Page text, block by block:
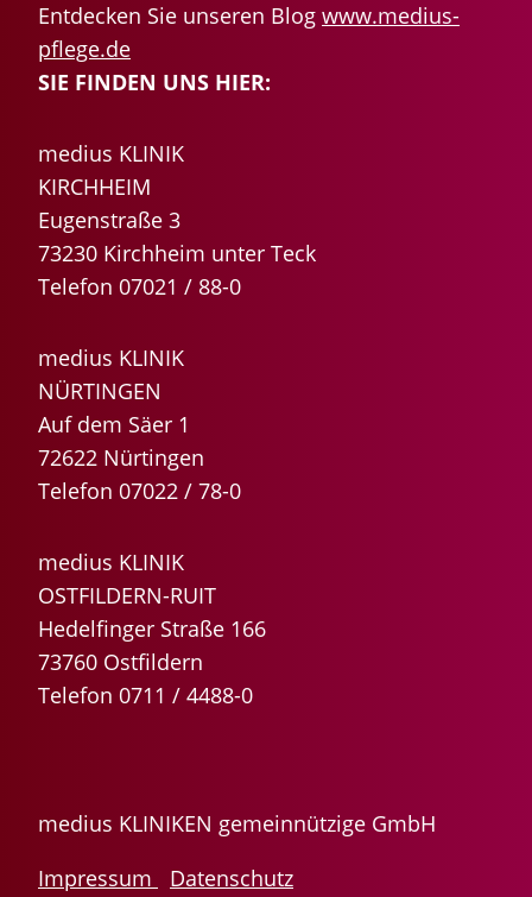
Entdecken Sie unseren Blog www.medius-
pflege.de
SIE FINDEN UNS HIER:
medius KLINIK
KIRCHHEIM
Eugenstraße 3
73230 Kirchheim unter Teck
Telefon 07021 / 88-0
medius KLINIK
NÜRTINGEN
Auf dem Säer 1
72622 Nürtingen
Telefon 07022 / 78-0
medius KLINIK
OSTFILDERN-RUIT
Hedelfinger Straße 166
73760 Ostfildern
Telefon 0711 / 4488-0
medius KLINIKEN gemeinnützige GmbH
Impressum
Datenschutz